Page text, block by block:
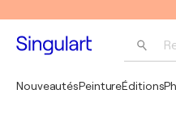
NouveautésPeintureÉditions